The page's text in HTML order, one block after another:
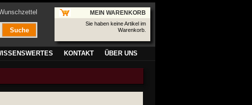
Suche
MEIN WARENKORB
Sie haben keine Artikel im
Warenkorb.
KONTAKT ÜBER UNS